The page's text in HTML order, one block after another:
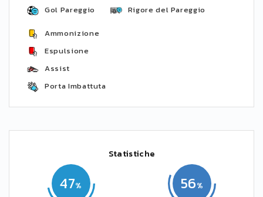
Gol Pareggio
Rigore del Pareggio
Ammonizione
Espulsione
Assist
Porta Imbattuta
Statistiche
47 56